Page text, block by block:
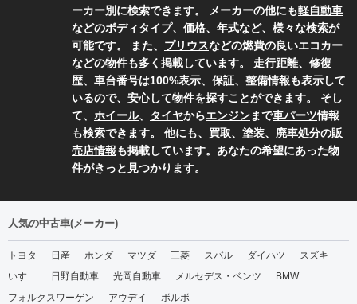
ーカー別に検索できます。 メーカーの他にも軽自動車
などのボディタイプ、価格、年式など、様々な検索が
可能です。 また、 プリウスなどの燃費の良いエコカー
などの物件も多く掲載しています。 走行距離、修復
歴、車台番号は100%表示、保証、整備情報も表示して
いるので、安心して物件を探すことができます。 そし
て、 ホイール、 タイヤからエンジンまで車パーツ情報
も検索できます。 他にも、買取、塗装、廃車処分の販
売店情報も掲載しています。あなたの希望にあった物
件がきっと見つかります。
人気の中古車(メーカー)
トヨタ 日産 ホンダ マツダ 三菱 スバル ダイハツ
スズキ
いすゞ
日野自動車 光岡自動車 メルセデス・ベンツ
BMW
フォルクスワーゲン
アウデイ ボルボ